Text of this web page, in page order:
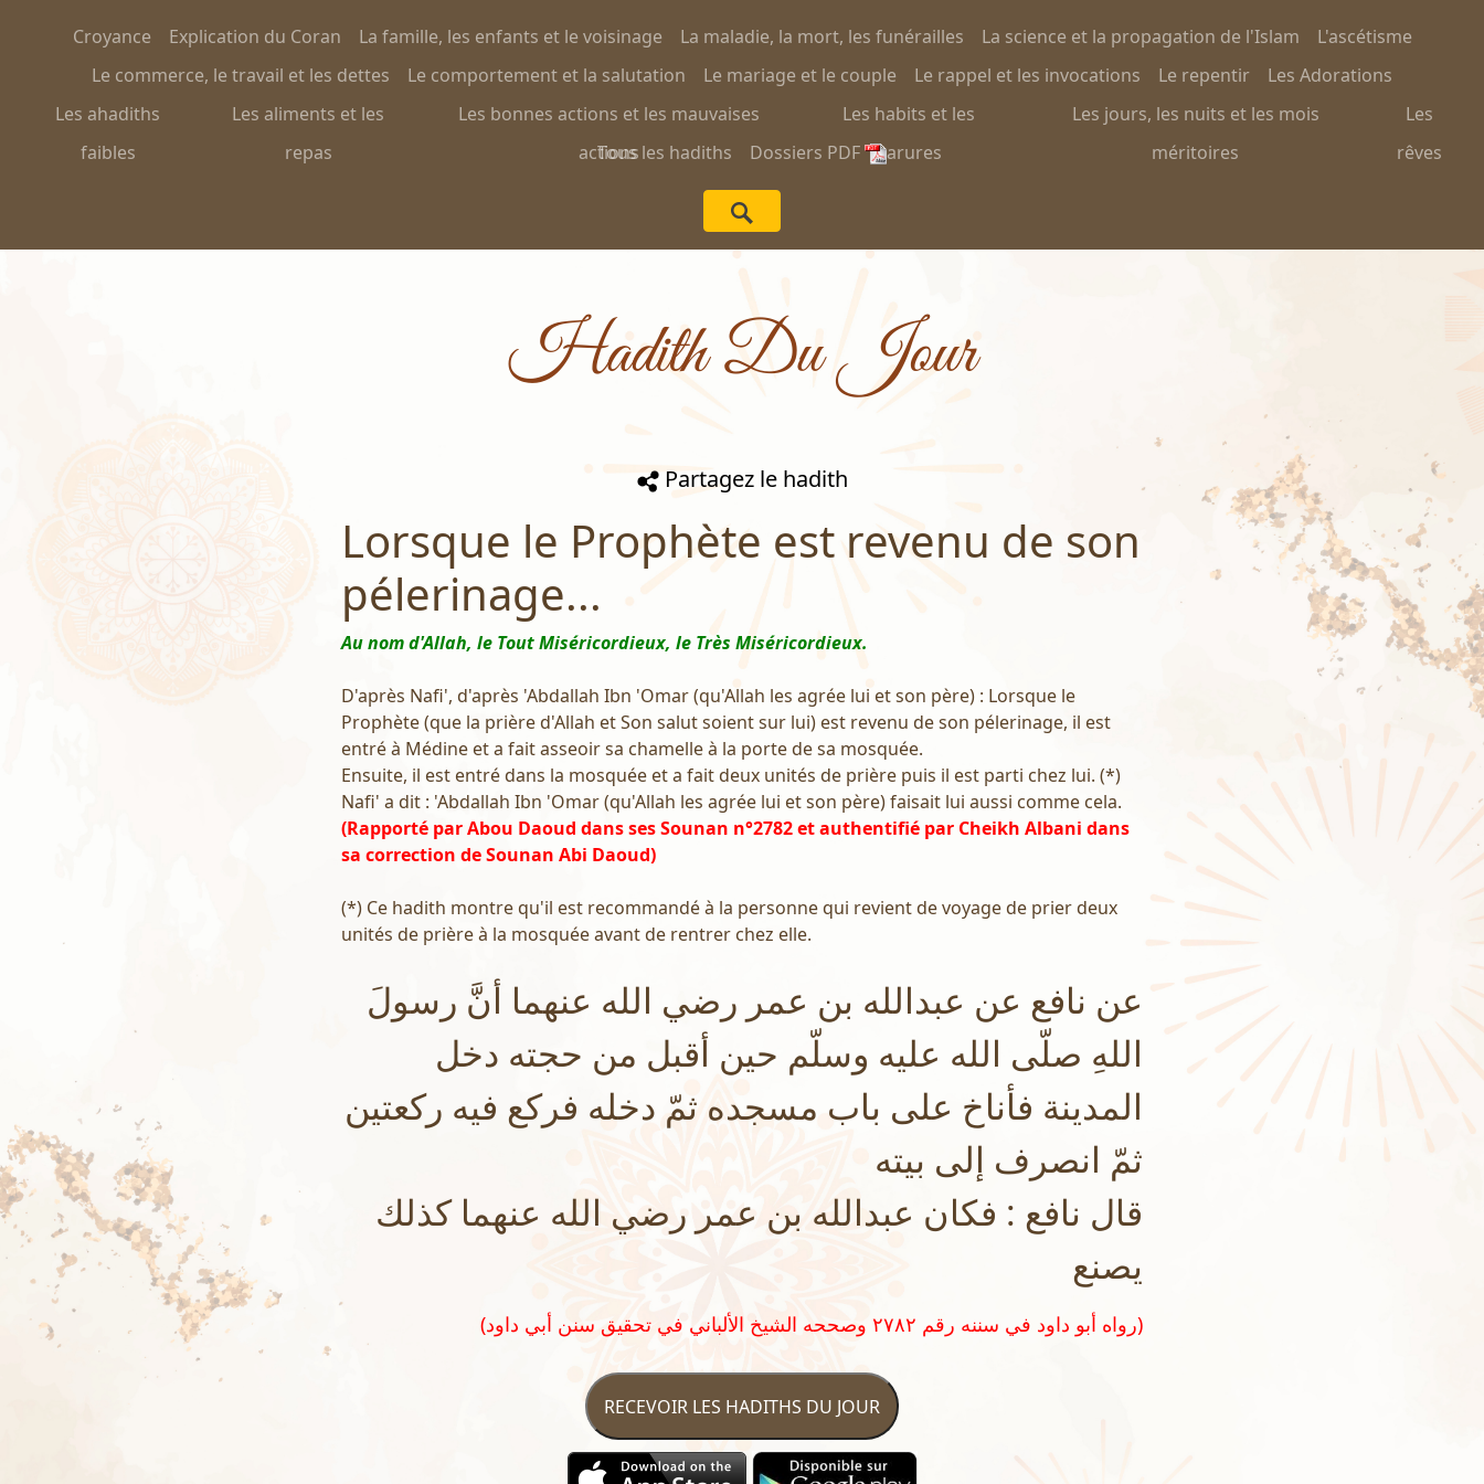
Croyance Explication du Coran La famille, les enfants et le voisinage La maladie, la mort, les funérailles La science et la propagation de l'Islam
L'ascétisme
Le commerce, le travail et les dettes
Le comportement et la salutation Le mariage et le couple Le rappel et les invocations Le repentir
Les Adorations
Les ahadiths
faibles
Les aliments et les
repas
Les bonnes actions et les mauvaises
actions
Les habits et les
parures
Les jours, les nuits et les mois
méritoires
Les
rêves
Tous les hadiths Dossiers PDF
Hadith Du Jour
Partagez le hadith
Lorsque le Prophète est revenu de son
pélerinage...
Au nom d'Allah, le Tout Miséricordieux, le Très Miséricordieux.
D'après Nafi', d'après 'Abdallah Ibn 'Omar (qu'Allah les agrée lui et son père) : Lorsque le
Prophète (que la prière d'Allah et Son salut soient sur lui) est revenu de son pélerinage, il est
entré à Médine et a fait asseoir sa chamelle à la porte de sa mosquée.
Ensuite, il est entré dans la mosquée et a fait deux unités de prière puis il est parti chez lui. (*)
Nafi' a dit : 'Abdallah Ibn 'Omar (qu'Allah les agrée lui et son père) faisait lui aussi comme cela.
(Rapporté par Abou Daoud dans ses Sounan n°2782 et authentifié par Cheikh Albani dans
sa correction de Sounan Abi Daoud)
(*) Ce hadith montre qu'il est recommandé à la personne qui revient de voyage de prier deux
unités de prière à la mosquée avant de rentrer chez elle.
عن نافع عن عبدالله بن عمر رضي الله عنهما أنَّ رسولَ
اللهِ صلّى الله عليه وسلّم حين أقبل من حجته دخل
المدينة فأناخ على باب مسجده ثمّ دخله فركع فيه ركعتين
ثمّ انصرف إلى بيته
قال نافع : فكان عبدالله بن عمر رضي الله عنهما كذلك
يصنع
(رواه أبو داود في سننه رقم ٢٧٨٢ وصححه الشيخ الألباني في تحقيق سنن أبي داود)
RECEVOIR LES HADITHS DU JOUR